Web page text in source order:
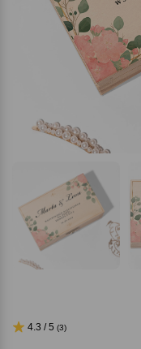
4.3 / 5 (3)